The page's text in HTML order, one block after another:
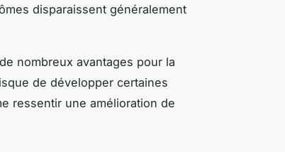
disparaissent généralement
nombreux avantages pour la
de développer certaines
ressentir une amélioration de